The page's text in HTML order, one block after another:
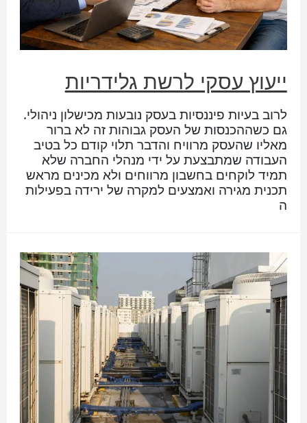
ייעוץ עסקי לרשת גלידריות
לרוב בעיות פיננסיות בעסק נובעות מכישלון ניהולי.
גם כשההכנסות של העסק גבוהות זה לא ברור
מאליו שהעסק מרוויח והדבר תלוי קודם כל בטיב
העבודה שמתבצעת על ידי מנהלי החברה שלא
תמיד לוקחים בחשבון מרווחים ולא מכינים מראש
תכנית מגירה ואמצעים למקרה של ירידה בפעילות
ה